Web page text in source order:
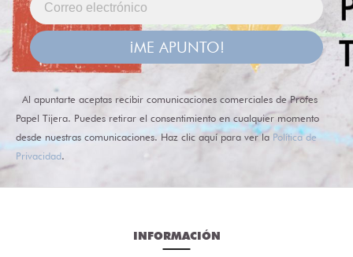
¡ME APUNTO!
Al apuntarte aceptas recibir comunicaciones comerciales de Profes
Papel Tijera. Puedes retirar el consentimiento en cualquier momento
desde nuestras comunicaciones. Haz clic aquí para ver la Política de
Privacidad.
INFORMACIÓN